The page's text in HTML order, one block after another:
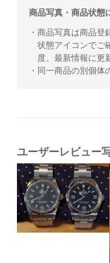
商品写真・商品状態
・商品写真は商品
状態アイコンでご
度、最新情報に更
・同一商品の別個体
ユーザーレビュー